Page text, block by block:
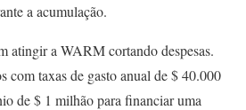
a acumulação.
atingir a WARM cortando despesas.
com taxas de gasto anual de $ 40.000
de $ 1 milhão para financiar uma